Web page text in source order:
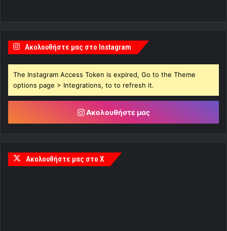
Ακολουθήστε μας στο Instagram
The Instagram Access Token is expired, Go to the Theme
options page > Integrations, to to refresh it.
Ακολουθήστε μας
Ακολουθήστε μας στο X